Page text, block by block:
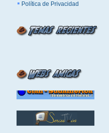
Política de Privacidad